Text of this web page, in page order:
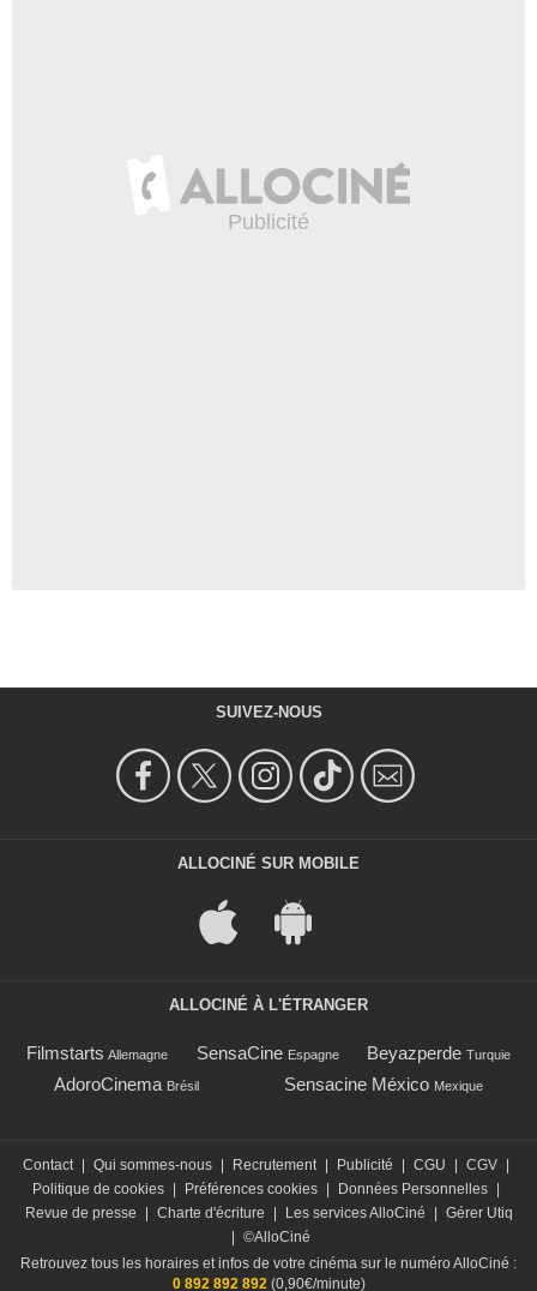
SUIVEZ-NOUS
ALLOCINÉ SUR MOBILE
ALLOCINÉ À L'ÉTRANGER
Filmstarts Allemagne SensaCine Espagne Beyazperde Turquie
AdoroCinema Brésil Sensacine México Mexique
Contact Qui sommes-nous Recrutement Publicité CGU CGV
Politique de cookies
Préférences cookies Données Personnelles
Revue de presse
Charte d'écriture Les services AlloCiné
Gérer Utiq
©AlloCiné
Retrouvez tous les horaires et infos de votre cinéma sur le numéro AlloCiné :
0 892 892 892(0,90€/minute)